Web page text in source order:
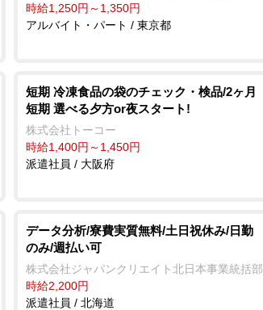
時給1,250円～1,350円
アルバイト・パート / 東京都
短期 冷凍食品の袋のチェック・検品/2ヶ月
短期 選べる夕方or夜スタート!
株式会社トーコー
時給1,400円～1,450円
派遣社員 / 大阪府
データ分析/寮費実質無料/土日祝休み/日勤
のみ/週払い可
株式会社ジャパンクリエイト北日本事業統括部
時給2,200円
派遣社員 / 北海道